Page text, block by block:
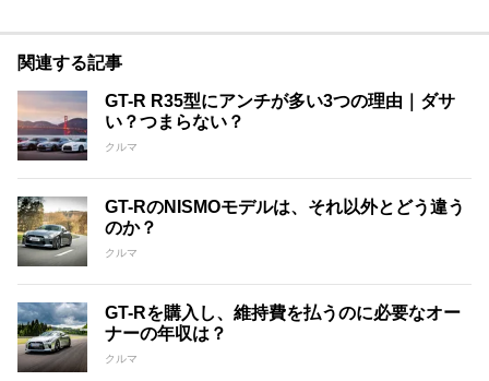
関連する記事
GT-R R35型にアンチが多い3つの理由｜ダサ
い？つまらない？
クルマ
GT-RのNISMOモデルは、それ以外とどう違う
のか？
クルマ
GT-Rを購入し、維持費を払うのに必要なオー
ナーの年収は？
クルマ